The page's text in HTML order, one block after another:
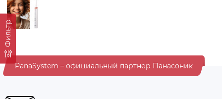
Фильтр
PanaSystem – официальный партнер Панасоник